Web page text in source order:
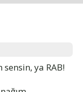
ya RAB!